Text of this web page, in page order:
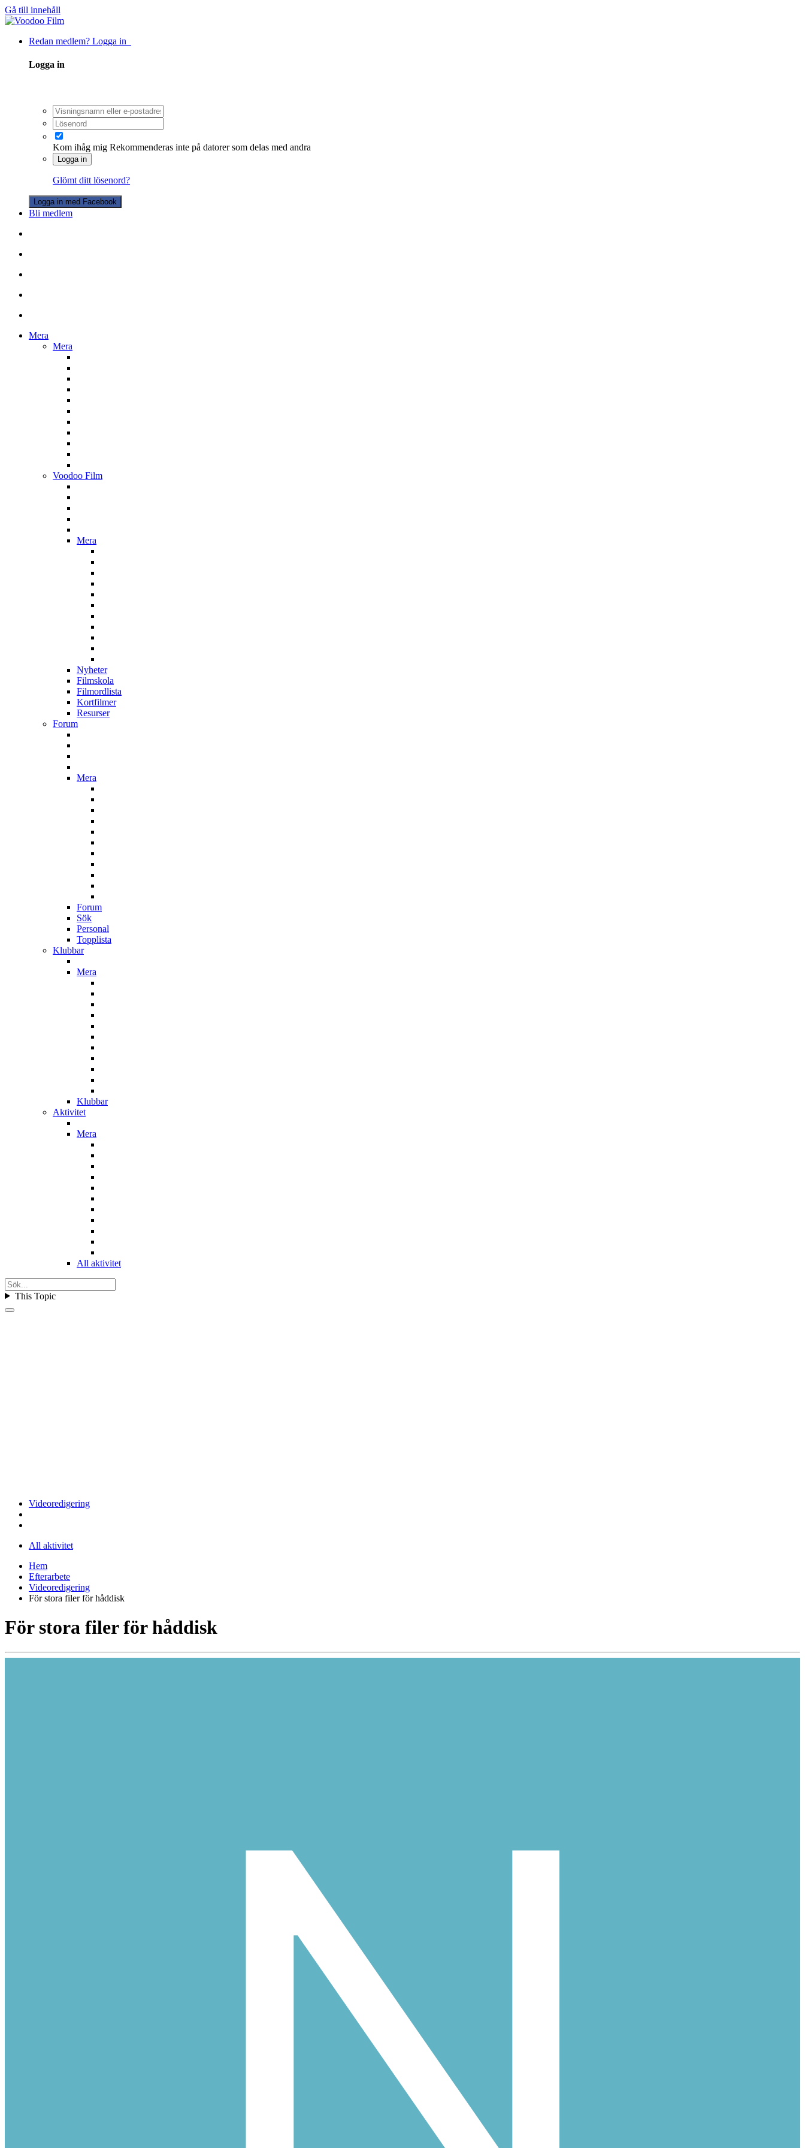
Gå till innehåll
Redan medlem? Logga in
Logga in
Kom ihåg mig Rekommenderas inte på datorer som delas med andra
Logga in
Glömt ditt lösenord?
Logga in med Facebook
Bli medlem
Mera
Mera
Voodoo Film
Mera
Nyheter
Filmskola
Filmordlista
Kortfilmer
Resurser
Forum
Mera
Forum
Sök
Personal
Topplista
Klubbar
Mera
Klubbar
Aktivitet
Mera
All aktivitet
This Topic
Videoredigering
All aktivitet
Hem
Efterarbete
Videoredigering
För stora filer för håddisk
För stora filer för håddisk